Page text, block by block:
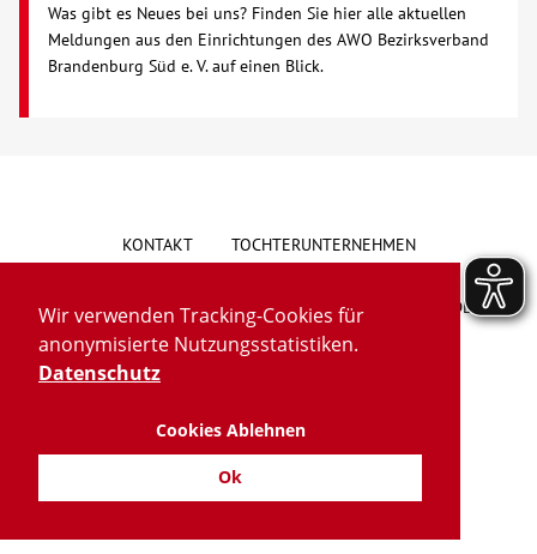
Wir verwenden Tracking-Cookies für
anonymisierte Nutzungsstatistiken.
Datenschutz
Cookies Ablehnen
Ok
Kontakt
Was gibt es Neues bei uns? Finden Sie hier alle aktuellen
Meldungen aus den Einrichtungen des AWO Bezirksverband
Brandenburg Süd e. V. auf einen Blick.
KONTAKT TOCHTERUNTERNEHMEN
HINWEISGEBERSYSTEM VORSCHLAG/BESCHWERDE
LIEFERKETTENGESETZ
IMPRESSUM DATENSCHUTZ